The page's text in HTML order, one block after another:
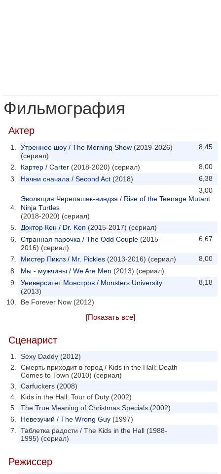
Фильмография
Актер
8,45
Утреннее шоу / The Morning Show (2019-2026)
(сериал)
8,00
Картер / Carter (2018-2020) (сериал)
6,38
Начни сначала / Second Act (2018)
3,00
Эволюция Черепашек-ниндзя / Rise of the Teenage Mutant
Ninja Turtles
(2018-2020) (сериал)
Доктор Кен / Dr. Ken (2015-2017) (сериал)
6,67
Странная парочка / The Odd Couple (2015-
2016) (сериал)
8,00
Мистер Пиклз / Mr. Pickles (2013-2016) (сериал)
Мы - мужчины / We Are Men (2013) (сериал)
8,18
Университет Монстров / Monsters University
(2013)
Be Forever Now (2012)
[Показать все]
Сценарист
Sexy Daddy (2012)
Смерть приходит в город / Kids in the Hall: Death
Comes to Town (2010) (сериал)
Carfuckers (2008)
Kids in the Hall: Tour of Duty (2002)
The True Meaning of Christmas Specials (2002)
Невезучий / The Wrong Guy (1997)
Таблетка радости / The Kids in the Hall (1988-
1995) (сериал)
Режиссер